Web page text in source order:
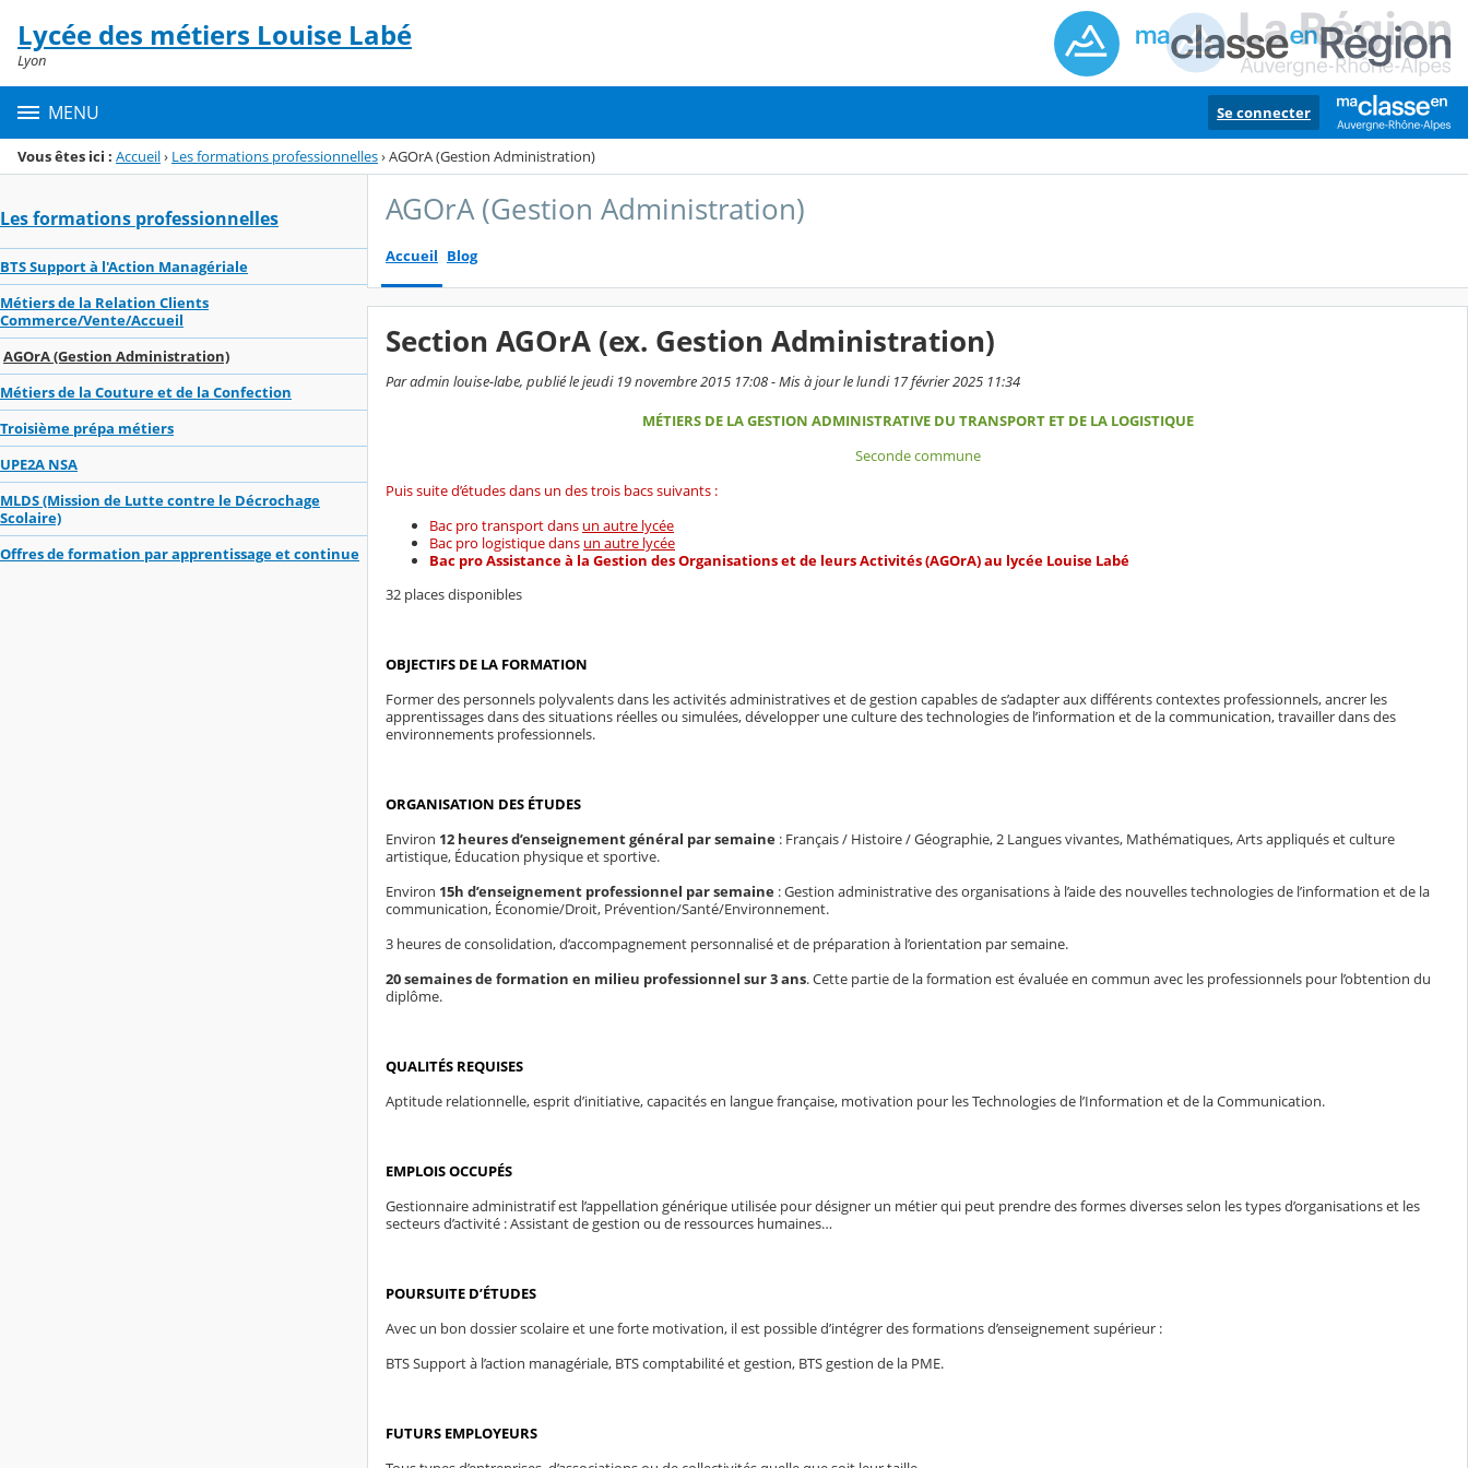
Menu de la rubrique
Contenu
Lycée des métiers Louise Labé
Lyon
MENU Se connecter
Vous êtes ici : Accueil› Les formations professionnelles›AGOrA (Gestion Administration)
Les formations professionnelles
BTS Support à l'Action Managériale
Métiers de la Relation Clients
Commerce/Vente/Accueil
AGOrA (Gestion Administration)
Métiers de la Couture et de la Confection
Troisième prépa métiers
UPE2A NSA
MLDS (Mission de Lutte contre le Décrochage
Scolaire)
Offres de formation par apprentissage et continue
AGOrA (Gestion Administration)
Accueil Blog
Section AGOrA (ex. Gestion Administration)
Par admin louise-labe, publié le jeudi 19 novembre 2015 17:08 - Mis à jour le lundi 17 février 2025 11:34
MÉTIERS DE LA GESTION ADMINISTRATIVE DU TRANSPORT ET DE LA LOGISTIQUE
Seconde commune
Puis suite d’études dans un des trois bacs suivants :
Bac pro transport dans un autre lycée
Bac pro logistique dans un autre lycée
Bac pro Assistance à la Gestion des Organisations et de leurs Activités (AGOrA) au lycée Louise Labé
32 places disponibles
OBJECTIFS DE LA FORMATION
Former des personnels polyvalents dans les activités administratives et de gestion capables de s’adapter aux différents contextes professionnels, ancrer les
apprentissages dans des situations réelles ou simulées, développer une culture des technologies de l’information et de la communication, travailler dans des
environnements professionnels.
ORGANISATION DES ÉTUDES
Environ 12 heures d’enseignement général par semaine : Français / Histoire / Géographie, 2 Langues vivantes, Mathématiques, Arts appliqués et culture
artistique, Éducation physique et sportive.
Environ 15h d’enseignement professionnel par semaine : Gestion administrative des organisations à l’aide des nouvelles technologies de l’information et de la
communication, Économie/Droit, Prévention/Santé/Environnement.
3 heures de consolidation, d’accompagnement personnalisé et de préparation à l’orientation par semaine.
20 semaines de formation en milieu professionnel sur 3 ans. Cette partie de la formation est évaluée en commun avec les professionnels pour l’obtention du
diplôme.
QUALITÉS REQUISES
Aptitude relationnelle, esprit d’initiative, capacités en langue française, motivation pour les Technologies de l’Information et de la Communication.
EMPLOIS OCCUPÉS
Gestionnaire administratif est l’appellation générique utilisée pour désigner un métier qui peut prendre des formes diverses selon les types d’organisations et les
secteurs d’activité : Assistant de gestion ou de ressources humaines…
POURSUITE D’ÉTUDES
Avec un bon dossier scolaire et une forte motivation, il est possible d’intégrer des formations d’enseignement supérieur :
BTS Support à l’action managériale, BTS comptabilité et gestion, BTS gestion de la PME.
FUTURS EMPLOYEURS